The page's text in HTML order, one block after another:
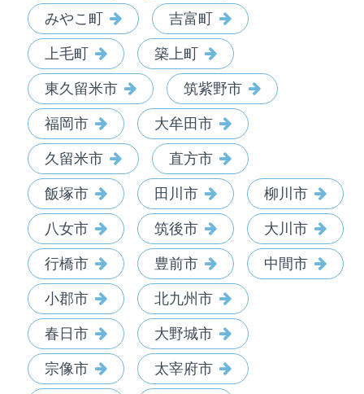
みやこ町 吉富町
上毛町 築上町
東久留米市 筑紫野市
福岡市 大牟田市
久留米市 直方市
飯塚市 田川市 柳川市
八女市 筑後市 大川市
行橋市 豊前市 中間市
小郡市 北九州市
春日市 大野城市
宗像市 太宰府市